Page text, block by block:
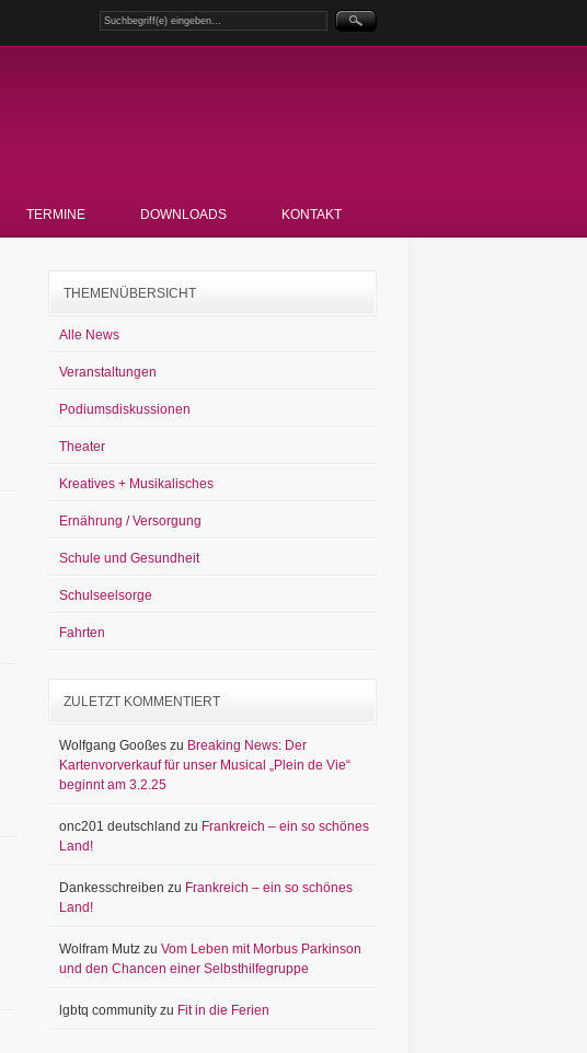
TERMINE DOWNLOADS KONTAKT
THEMENÜBERSICHT
Alle News
Veranstaltungen
Podiumsdiskussionen
Theater
Kreatives + Musikalisches
Ernährung / Versorgung
Schule und Gesundheit
Schulseelsorge
Fahrten
ZULETZT KOMMENTIERT
Wolfgang Gooßes zu Breaking News: Der
Kartenvorverkauf für unser Musical „Plein de Vie“
beginnt am 3.2.25
onc201 deutschland zu Frankreich – ein so schönes
Land!
Dankesschreiben zu Frankreich – ein so schönes
Land!
Wolfram Mutz zu Vom Leben mit Morbus Parkinson
und den Chancen einer Selbsthilfegruppe
lgbtq community zu Fit in die Ferien